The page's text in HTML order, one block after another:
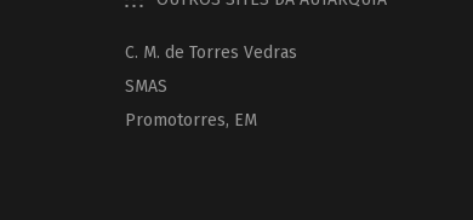
C. M. de Torres Vedras
SMAS
Promotorres, EM